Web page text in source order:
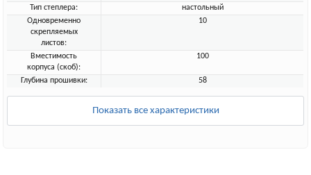
Тип степлера:
настольный
Одновременно
скрепляемых
листов:
10
Вместимость
корпуса (скоб):
100
Глубина прошивки: 58
Показать все характеристики